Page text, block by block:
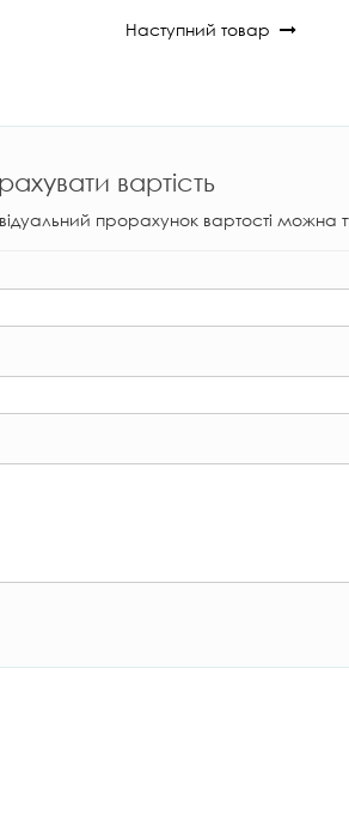
Наступний товар
вартість
прорахунок вартості можна